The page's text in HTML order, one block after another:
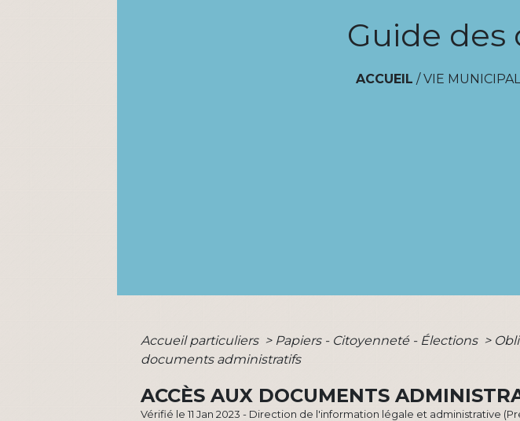
Guide des
ACCUEIL / VIE
Accueil particuliers > Papiers - Citoyenneté - Élections >
documents administratifs
ACCÈS AUX DOCUMENTS
Vérifié le 11 Jan 2023 - Direction de l'information légale et administrative